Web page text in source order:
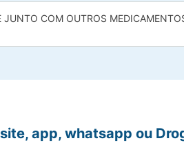
JUNTO COM OUTROS
app, whatsapp ou